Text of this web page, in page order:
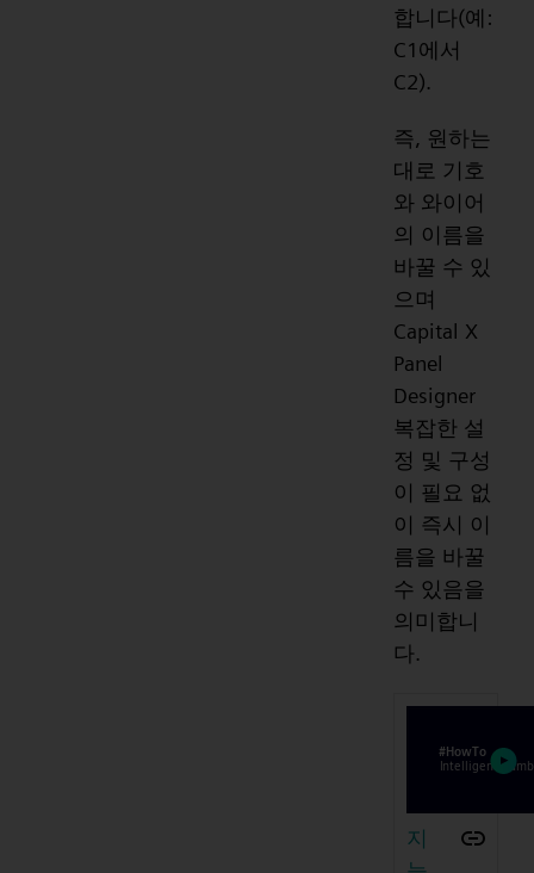
합니다(예:
C1에서
C2).
즉, 원하는
대로 기호
와 와이어
의 이름을
바꿀 수 있
으며
Capital X
Panel
Designer
복잡한 설
정 및 구성
이 필요 없
이 즉시 이
름을 바꿀
수 있음을
의미합니
다.
지